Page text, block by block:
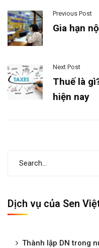
Previous Post
Gia hạn
Next Post
Thuế là
hiện nay
Dịch vụ của Sen
Thành lập DN trong